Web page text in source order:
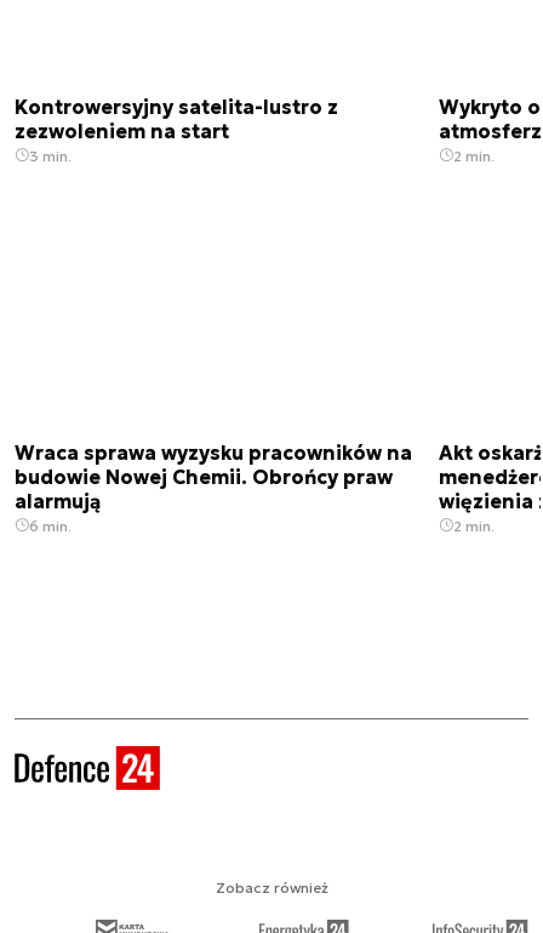
Kontrowersyjny satelita-lustro z
zezwoleniem na start
3 min.
Wykryto
2 min.
Wraca sprawa wyzysku pracowników na
budowie Nowej Chemii. Obrońcy praw
alarmują
6 min.
Akt
więzienia
2 min.
Zobacz również